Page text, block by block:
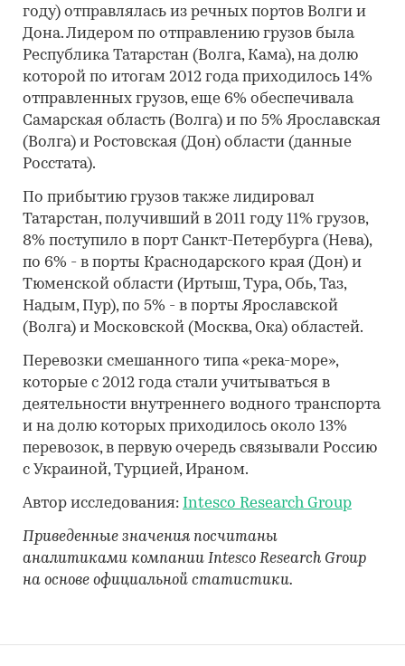
году) отправлялась из речных портов Волги и
Дона. Лидером по отправлению грузов была
Республика Татарстан (Волга, Кама), на долю
которой по итогам 2012 года приходилось 14%
отправленных грузов, еще 6% обеспечивала
Самарская область (Волга) и по 5% Ярославская
(Волга) и Ростовская (Дон) области (данные
Росстата).
По прибытию грузов также лидировал
Татарстан, получивший в 2011 году 11% грузов,
8% поступило в порт Санкт-Петербурга (Нева),
по 6% - в порты Краснодарского края (Дон) и
Тюменской области (Иртыш, Тура, Обь, Таз,
Надым, Пур), по 5% - в порты Ярославской
(Волга) и Московской (Москва, Ока) областей.
Перевозки смешанного типа «река-море»,
которые с 2012 года стали учитываться в
деятельности внутреннего водного транспорта
и на долю которых приходилось около 13%
перевозок, в первую очередь связывали Россию
с Украиной, Турцией, Ираном.
Автор исследования: Intesco Research Group
Приведенные значения посчитаны
аналитиками компании Intesco Research Group
на основе официальной статистики.